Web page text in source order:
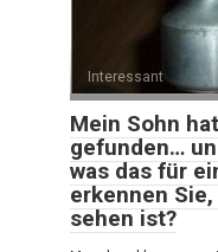
Interessant
Mein Sohn
gefunden…
was das für
erkennen
sehen ist?